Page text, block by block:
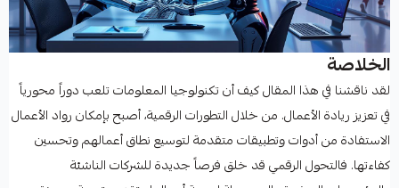
الخلاصة
لقد ناقشنا في هذا المقال كيف أن تكنولوجيا المعلومات تلعب دوراً محورياً
في تعزيز ريادة الأعمال. من خلال التطورات الرقمية، أصبح بإمكان رواد الأعمال
الاستفادة من أدوات وتطبيقات متقدمة لتوسيع نطاق أعمالهم وتحسين
كفاءتها. فالتحول الرقمي قد خلق فرصاً جديدة للشركات الناشئة